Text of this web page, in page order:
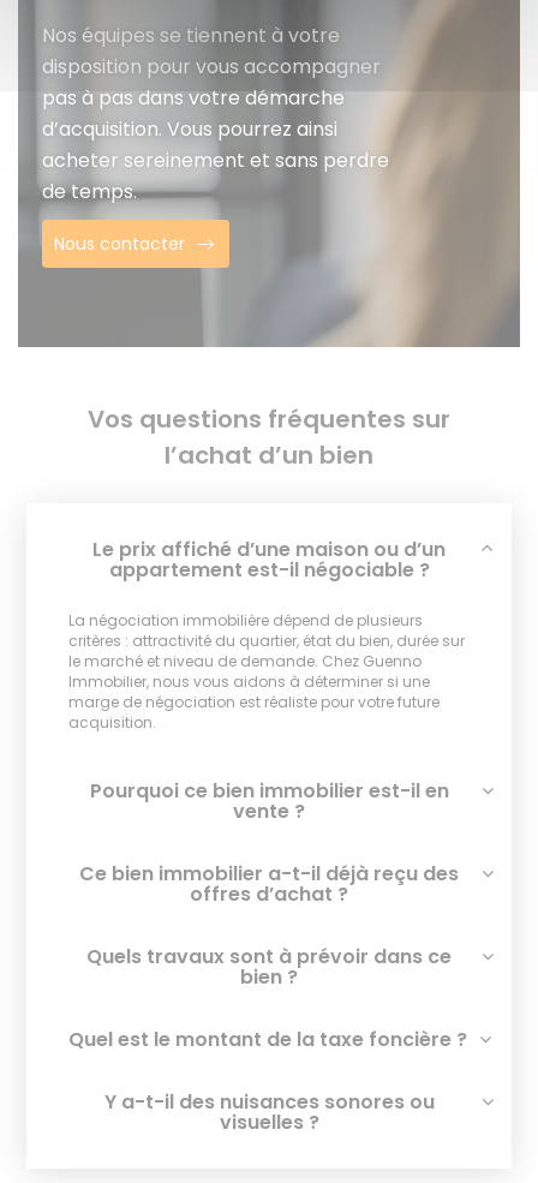
Nos équipes se tiennent à votre
disposition pour vous accompagner
pas à pas dans votre démarche
d’acquisition. Vous pourrez ainsi
acheter sereinement et sans perdre
de temps.
Nous contacter
Vos questions fréquentes sur
l’achat d’un bien
Le prix affiché d’une maison ou d’un
appartement est-il négociable ?
La négociation immobilière dépend de plusieurs
critères : attractivité du quartier, état du bien, durée sur
le marché et niveau de demande. Chez Guenno
Immobilier, nous vous aidons à déterminer si une
marge de négociation est réaliste pour votre future
acquisition.
Pourquoi ce bien immobilier est-il en
vente ?
Ce bien immobilier a-t-il déjà reçu des
offres d’achat ?
Quels travaux sont à prévoir dans ce
bien ?
Quel est le montant de la taxe foncière ?
Y a-t-il des nuisances sonores ou
visuelles ?